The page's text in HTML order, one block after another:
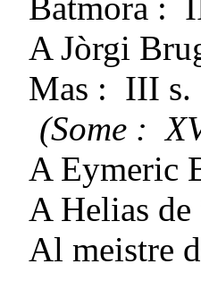
A Jòrgi
Mas : III s.
(Some :
A Eymeric
A Helias de
Al meistre